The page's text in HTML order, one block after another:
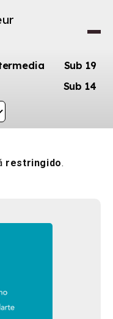
Sub 19
Sub 14
restringido.